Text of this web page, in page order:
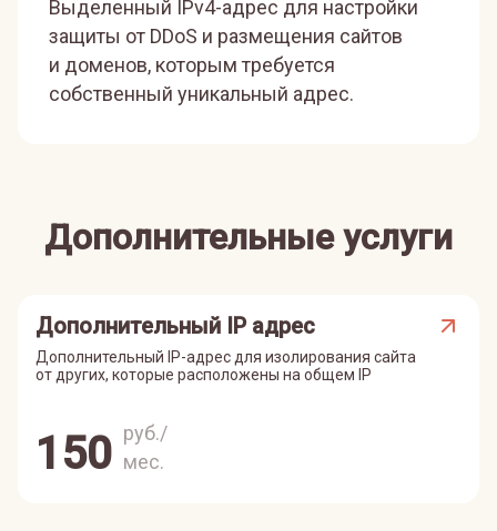
Выделенный IPv4-адрес для настройки
защиты от DDoS и размещения сайтов
и доменов, которым требуется
собственный уникальный адрес.
Дополнительные услуги
Дополнительный IP адрес
Дополнительный IP-адрес для изолирования сайта
от других, которые расположены на общем IP
150 руб./
мес.